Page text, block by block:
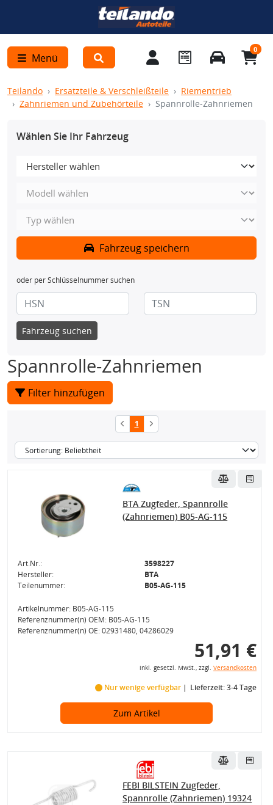
Menü
0
Teilando Ersatzteile & Verschleißteile
Riementrieb
Zahnriemen und Zubehörteile
Spannrolle-Zahnriemen
Wählen Sie Ihr Fahrzeug
Fahrzeug speichern
oder per Schlüsselnummer suchen
Fahrzeug suchen
Spannrolle-Zahnriemen
Filter hinzufügen
1
BTA Zugfeder, Spannrolle
(Zahnriemen) B05-AG-115
Art.Nr.:
3598227
Hersteller:
BTA
Teilenummer:
B05-AG-115
Artikelnummer: B05-AG-115
Referenznummer(n) OEM: B05-AG-115
Referenznummer(n) OE: 02931480, 04286029
51,91 €
inkl. gesetzl. MwSt., zzgl. Versandkosten
Nur wenige verfügbar Lieferzeit: 3-4 Tage
Zum Artikel
FEBI BILSTEIN Zugfeder,
Spannrolle (Zahnriemen) 19324